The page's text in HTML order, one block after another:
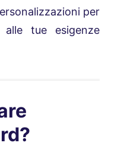
per
tue esigenze